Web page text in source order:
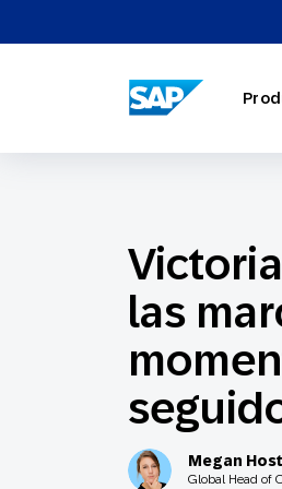
SAP ENGAGEMENT
las
Megan
Global Head of